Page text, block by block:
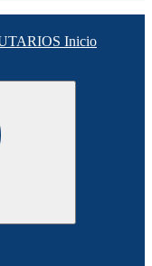
Inicio